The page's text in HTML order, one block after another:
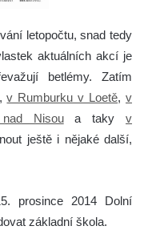
letopočtu, snad tedy
aktuálních akcí je
betlémy. Zatím
v Rumburku v Loetě,v
Nisoua takyv
ještě i nějaké další,
prosince 2014 Dolní
základní škola.